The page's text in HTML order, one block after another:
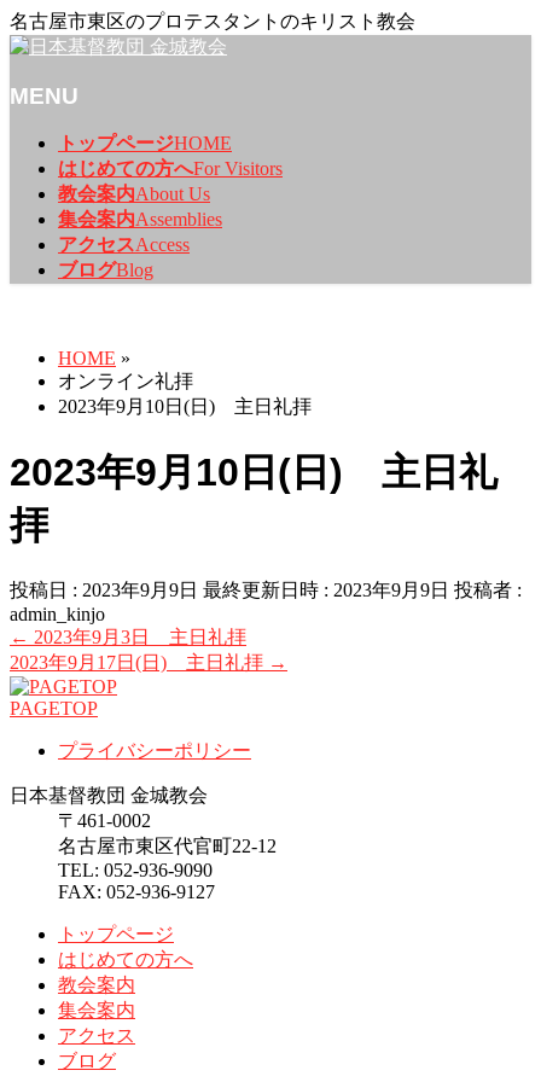
名古屋市東区のプロテスタントのキリスト教会
MENU
トップページHOME
はじめての方へFor Visitors
教会案内About Us
集会案内Assemblies
アクセスAccess
ブログBlog
HOME »
オンライン礼拝
2023年9月10日(日) 主日礼拝
2023年9月10日(日) 主日礼
拝
投稿日 : 2023年9月9日 最終更新日時 : 2023年9月9日 投稿者 :
admin_kinjo
← 2023年9月3日 主日礼拝
2023年9月17日(日) 主日礼拝 →
PAGETOP
プライバシーポリシー
日本基督教団 金城教会
〒461-0002
名古屋市東区代官町22-12
TEL: 052-936-9090
FAX: 052-936-9127
トップページ
はじめての方へ
教会案内
集会案内
アクセス
ブログ